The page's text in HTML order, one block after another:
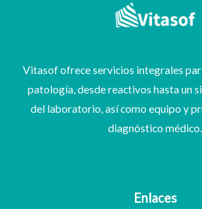
Vitasof ofrece servicios integrales
patología, desde reactivos hasta un
del laboratorio, así como equipo y
diagnóstico médico.
Enlaces